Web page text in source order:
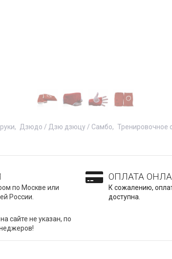
Дзюдо / Дзю дзюцу / Самбо Тренировочное
по Москве или
России.
ОПЛАТА
К сожалению,
доступна.
сайте не указан, по